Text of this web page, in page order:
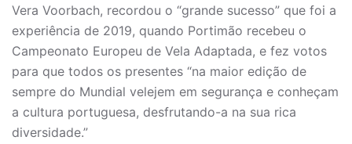
Vera Voorbach, recordou o “grande sucesso” que foi a
experiência de 2019, quando Portimão recebeu o
Campeonato Europeu de Vela Adaptada, e fez votos
para que todos os presentes “na maior edição de
sempre do Mundial velejem em segurança e conheçam
a cultura portuguesa, desfrutando-a na sua rica
diversidade.”